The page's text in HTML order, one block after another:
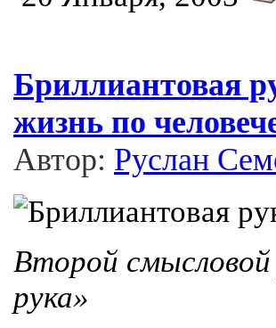
Бриллиантовая
жизнь по
Автор: Руслан
Второй
рука»